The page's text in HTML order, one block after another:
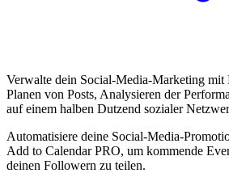
Verwalte dein Social-Media-Marketing mit
Planen von Posts, Analysieren der
auf einem halben Dutzend sozialer
Automatisiere deine Social-Media-
Add to Calendar PRO, um kommende
deinen Followern zu teilen.